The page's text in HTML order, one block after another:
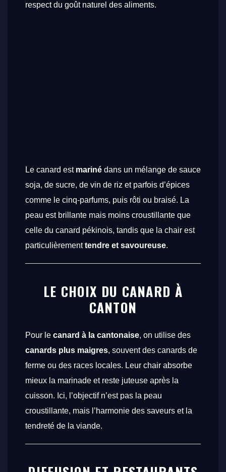
respect du goût naturel des aliments.
Le canard est mariné dans un mélange de sauce
soja, de sucre, de vin de riz et parfois d’épices
comme le cinq-parfums, puis rôti ou braisé. La
peau est brillante mais moins croustillante que
celle du canard pékinois, tandis que la chair est
particulièrementtendre et savoureuse.
LE CHOIX DU CANARD À
CANTON
Pour le canard à la cantonaise, on utilise des
canards plus maigres, souvent des canards de
ferme ou des races locales. Leur chair absorbe
mieux la marinade et reste juteuse après la
cuisson. Ici, l’objectif n’est pas la peau
croustillante, mais l’harmonie des saveurs et la
tendreté de la viande.